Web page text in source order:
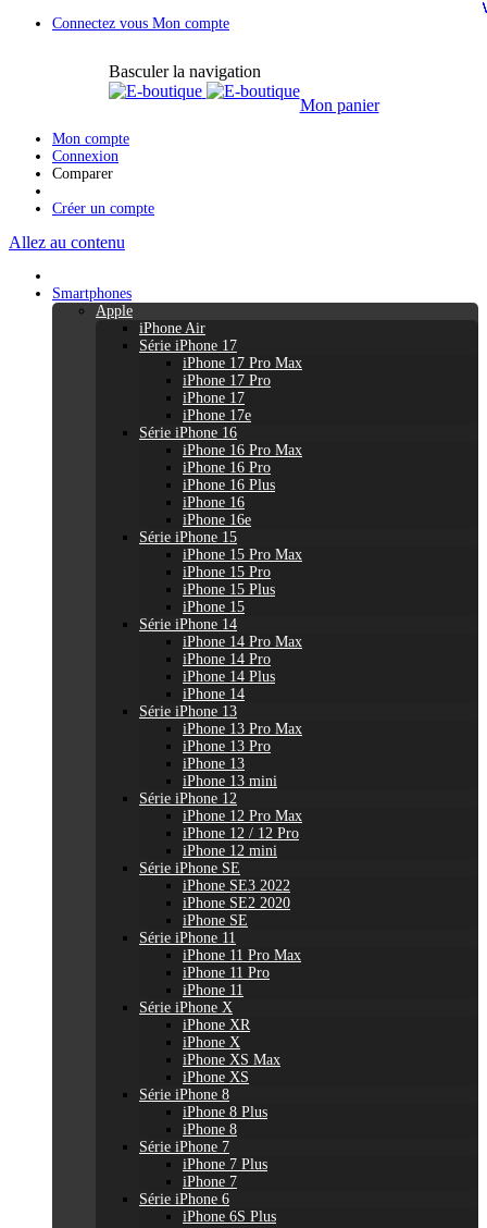
Connectez vous Mon compte
Basculer la navigation
Mon panier
Mon compte
Connexion
Comparer
Créer un compte
Allez au contenu
Smartphones
Apple
iPhone Air
Série iPhone 17
iPhone 17 Pro Max
iPhone 17 Pro
iPhone 17
iPhone 17e
Série iPhone 16
iPhone 16 Pro Max
iPhone 16 Pro
iPhone 16 Plus
iPhone 16
iPhone 16e
Série iPhone 15
iPhone 15 Pro Max
iPhone 15 Pro
iPhone 15 Plus
iPhone 15
Série iPhone 14
iPhone 14 Pro Max
iPhone 14 Pro
iPhone 14 Plus
iPhone 14
Série iPhone 13
iPhone 13 Pro Max
iPhone 13 Pro
iPhone 13
iPhone 13 mini
Série iPhone 12
iPhone 12 Pro Max
iPhone 12 / 12 Pro
iPhone 12 mini
Série iPhone SE
iPhone SE3 2022
iPhone SE2 2020
iPhone SE
Série iPhone 11
iPhone 11 Pro Max
iPhone 11 Pro
iPhone 11
Série iPhone X
iPhone XR
iPhone X
iPhone XS Max
iPhone XS
Série iPhone 8
iPhone 8 Plus
iPhone 8
Série iPhone 7
iPhone 7 Plus
iPhone 7
Série iPhone 6
iPhone 6S Plus